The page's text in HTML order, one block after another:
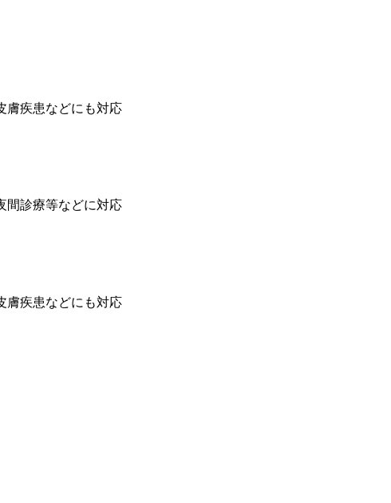
膚疾患などにも対応
間診療等などに対応
膚疾患などにも対応